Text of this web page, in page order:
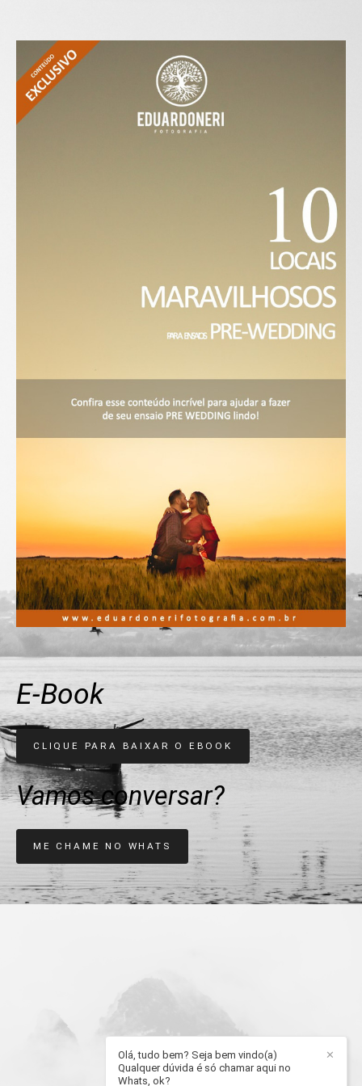
E-Book
CLIQUE PARA BAIXAR O EBOOK
Vamos conversar?
ME CHAME NO WHATS
✕
Olá, tudo bem? Seja bem vindo(a)
Qualquer dúvida é só chamar aqui no
Whats, ok?